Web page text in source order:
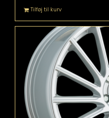
Tilføj til kurv